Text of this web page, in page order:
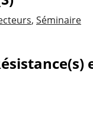
Séminaire